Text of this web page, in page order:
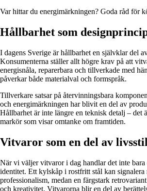
Var hittar du energimärkningen? Goda råd för
Hållbarhet som
I dagens Sverige är hållbarhet en självklar del
Konsumenterna ställer allt högre krav på att
energisnåla, reparerbara och tillverkade med
påverkar både materialval och formspråk.
Tillverkare satsar på återvinningsbara
och energimärkningen har blivit en del av
Hållbarhet är inte längre en teknisk detalj – det
markör som visar omtanke om framtiden.
Vitvaror som en del av
När vi väljer vitvaror i dag handlar det inte
identitet. Ett kylskåp i rostfritt stål kan signalera
professionalism, medan en färgstark
och kreativitet. Vitvarorna blir en del av